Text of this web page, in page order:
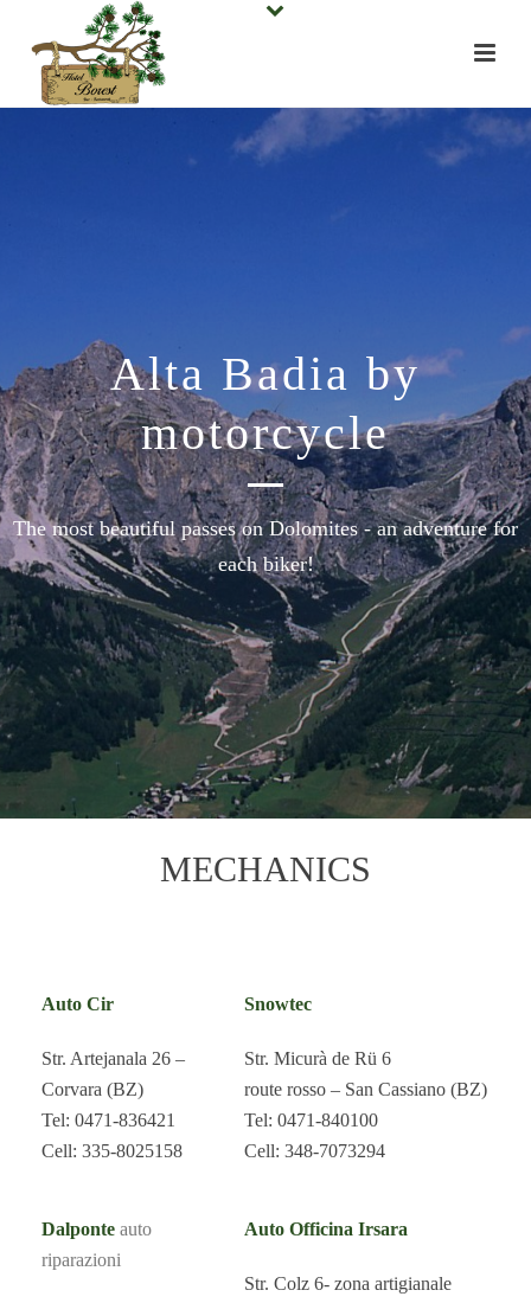
Alta Badia by
motorcycle
The most beautiful passes on Dolomites - an adventure for
each biker!
MECHANICS
Auto Cir
Str. Artejanala 26 –
Corvara (BZ)
Tel: 0471-836421
Cell: 335-8025158
Snowtec
Str. Micurà de Rü 6
route rosso – San Cassiano (BZ)
Tel: 0471-840100
Cell: 348-7073294
Dalponteauto
riparazioni
Auto Officina Irsara
Str. Colz 6- zona artigianale